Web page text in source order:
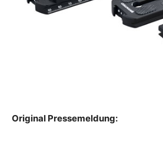
Original Pressemeldung: